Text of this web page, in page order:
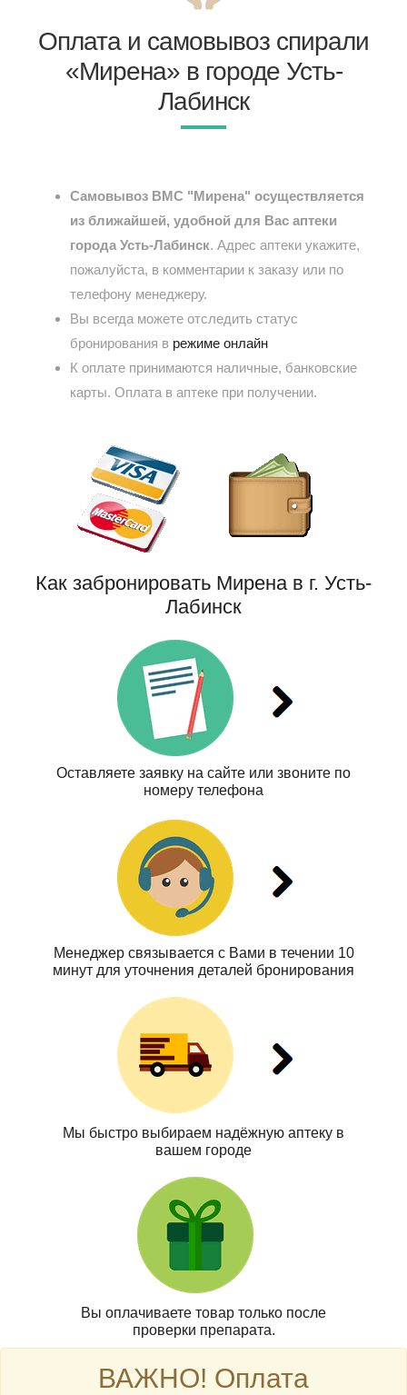
Оплата и самовывоз спирали
«Мирена» в городе Усть-
Лабинск
Самовывоз ВМС "Мирена" осуществляется
из ближайшей, удобной для Вас аптеки
города Усть-Лабинск. Адрес аптеки укажите,
пожалуйста, в комментарии к заказу или по
телефону менеджеру.
Вы всегда можете отследить статус
бронирования в режиме онлайн
К оплате принимаются наличные, банковские
карты. Оплата в аптеке при получении.
Как забронировать Мирена в г. Усть-
Лабинск
Оставляете заявку на сайте или звоните по
номеру телефона
Менеджер связывается с Вами в течении 10
минут для уточнения деталей бронирования
Мы быстро выбираем надёжную аптеку в
вашем городе
Вы оплачиваете товар только после
проверки препарата.
ВАЖНО! Оплата